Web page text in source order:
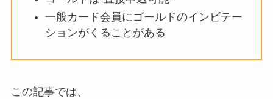
一般カード会員にゴールドのインビテー
ションがくることがある
この記事では、